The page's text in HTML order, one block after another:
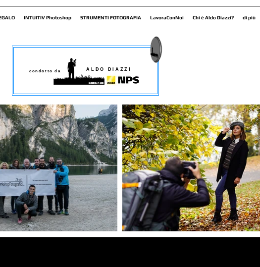
INTUITIV Photoshop STRUMENTI FOTOGRAFIA LavoraConNoi Chi è Aldo Diazzi? di più
condotto da ALDO DIAZZI